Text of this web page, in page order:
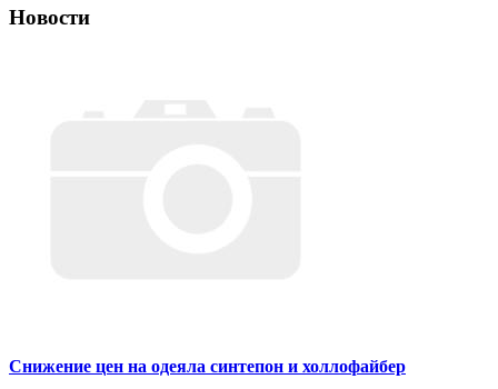
Новости
Снижение цен на одеяла синтепон и холлофайбер